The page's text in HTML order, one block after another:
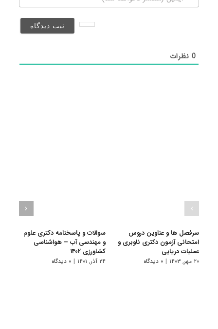
(منتشر
0نظرات
سرفصل ها و عناوین دروس
امتحانی آزمون دکتری ناوبری و
عملیات دریایی
۲۰ مهر, ۱۴۰۳ | ۰ دیدگاه
سوالات و پاسخنامه دکتری علوم
و مهندسی آب – هواشناسی
کشاورزی ۱۴۰۲
۲۴ آذر, ۱۴۰۱ | ۰ دیدگاه